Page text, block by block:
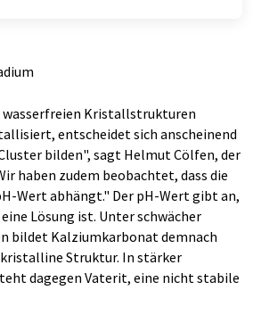
wasserfreien Kristallstrukturen
entscheidet sich anscheinend
bilden", sagt Helmut Cölfen, der
haben zudem beobachtet, dass die
Wert abhängt." Der pH-Wert gibt an,
Lösung ist. Unter schwächer
bildet Kalziumkarbonat demnach
Struktur. In stärker
dagegen Vaterit, eine nicht stabile